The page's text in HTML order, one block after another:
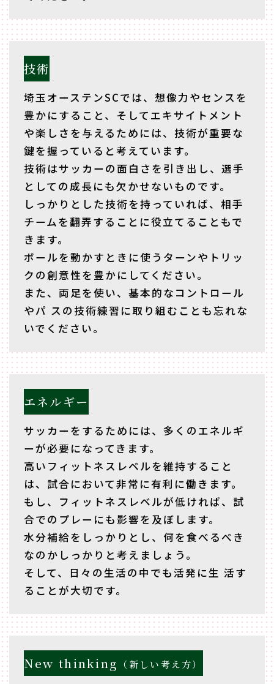
技術
埼玉オーステンSCでは、想像力やセンスを
豊かにすること、 そしてエキサイトメント
や楽しさを与えるためには、技術が重要な
鍵を握っていると考えています。
技術はサッカーの面白さを引き出し、選手
としての成長にも欠かせないものです。
しっかりとした技術を持っていれば、相手
チームを翻弄することに役立てることもで
きます。
ボールを動かすときに使うターンやトリッ
クの創意性を豊かにしてください。
また、両足を使い、基本的なコントロール
やパ スの技術練習に取り組むことも忘れな
いでください。
エネルギー
サッカーをするためには、多くのエネルギ
ーが必要になってきます。
高いフィットネスレベルを維持すること
は、試合において非常に有利に働きます。
もし、フィットネスレベルが低ければ、試
合でのプレーにも影響を及ぼします。
水分補給をしっかりとし、何を食べるべき
なのかしっかりと考えましょう。
そして、日々の生活の中でも活発に生 活す
ることが大切です。
New thinking （新しい考え方）